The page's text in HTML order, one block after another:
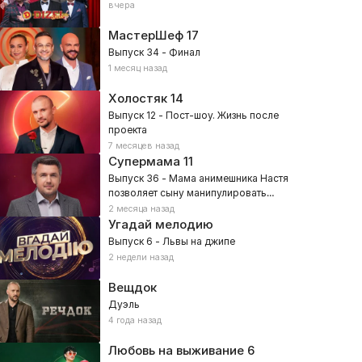
вчера
МастерШеф17
Выпуск 34 - Финал
1 месяц назад
Холостяк14
Выпуск 12 - Пост-шоу. Жизнь после
проекта
7 месяцев назад
Супермама 11
Выпуск 36 - Мама анимешника Настя
позволяет сыну манипулировать
собой?
2 месяца назад
Угадай мелодию
Выпуск 6 - Львы на джипе
2 недели назад
Вещдок
Дуэль
4 года назад
Любовь на выживание6